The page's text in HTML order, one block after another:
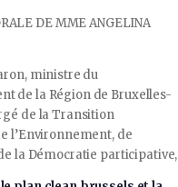
DE MME ANGELINA
ministre du
de la Région de Bruxelles-
de la Transition
l’Environnement, de
la Démocratie participative,